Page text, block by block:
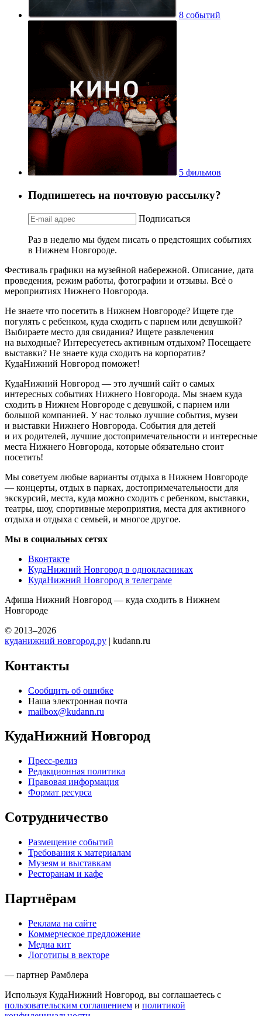
8 событий
5 фильмов
Подпишетесь на почтовую рассылку?
Подписаться
Раз в неделю мы будем писать о предстоящих событиях
в Нижнем Новгороде.
Фестиваль графики на музейной набережной. Описание, дата
проведения, режим работы, фотографии и отзывы. Всё о
мероприятиях Нижнего Новгорода.
Не знаете что посетить в Нижнем Новгороде? Ищете где
погулять с ребенком, куда сходить с парнем или девушкой?
Выбираете место для свидания? Ищете развлечения
на выходные? Интересуетесь активным отдыхом? Посещаете
выставки? Не знаете куда сходить на корпоратив?
КудаНижний Новгород поможет!
КудаНижний Новгород — это лучший сайт о самых
интересных событиях Нижнего Новгорода. Мы знаем куда
сходить в Нижнем Новгороде с девушкой, с парнем или
большой компанией. У нас только лучшие события, музеи
и выставки Нижнего Новгорода. События для детей
и их родителей, лучшие достопримечательности и интересные
места Нижнего Новгорода, которые обязательно стоит
посетить!
Мы советуем любые варианты отдыха в Нижнем Новгороде
— концерты, отдых в парках, достопримечательности для
экскурсий, места, куда можно сходить с ребенком, выставки,
театры, шоу, спортивные мероприятия, места для активного
отдыха и отдыха с семьей, и многое другое.
Мы в социальных сетях
Вконтакте
КудаНижний Новгород в однокласниках
КудаНижний Новгород в телеграме
Афиша Нижний Новгород — куда сходить в Нижнем
Новгороде
© 2013–2026
куданижний новгород.ру | kudann.ru
Контакты
Сообщить об ошибке
Наша электронная почта
mailbox@kudann.ru
КудаНижний Новгород
Пресс-релиз
Редакционная политика
Правовая информация
Формат ресурса
Сотрудничество
Размещение событий
Требования к материалам
Музеям и выставкам
Ресторанам и кафе
Партнёрам
Реклама на сайте
Коммерческое предложение
Медиа кит
Логотипы в векторе
— партнер Рамблера
Используя КудаНижний Новгород, вы соглашаетесь с
пользовательским соглашением и политикой